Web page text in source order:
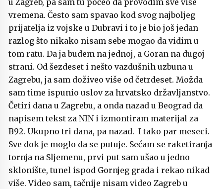
u Zagreb, pa sam tu počeo da provodim sve više
vremena. Često sam spavao kod svog najboljeg
prijatelja iz vojske u Dubravi i to je bio još jedan
razlog što nikako nisam sebe mogao da vidim u
tom ratu. Da ja budem na jednoj, a Goran na dugoj
strani. Od šezdeset i nešto vazdušnih uzbuna u
Zagrebu, ja sam doživeo više od četrdeset. Možda
sam time ispunio uslov za hrvatsko državljanstvo.
Četiri dana u Zagrebu, a onda nazad u Beograd da
napisem tekst za NIN i izmontiram materijal za
B92. Ukupno tri dana, pa nazad. I tako par meseci.
Sve dok je moglo da se putuje. Sećam se raketiranja
tornja na Sljemenu, prvi put sam ušao u jedno
sklonište, tunel ispod Gornjeg grada i rekao nikad
više. Video sam, tačnije nisam video Zagreb u